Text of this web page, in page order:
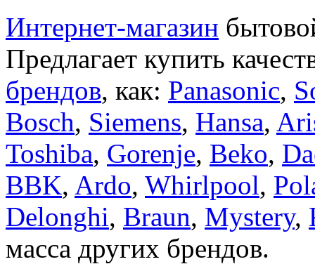
Интернет-магазин
Предлагает купить
брендов, как: Panasonic,
Bosch, Siemens, Hansa,
Toshiba, Gorenje, Beko,
BBK, Ardo, Whirlpool,
Delonghi, Braun, Mystery,
масса других брендов.